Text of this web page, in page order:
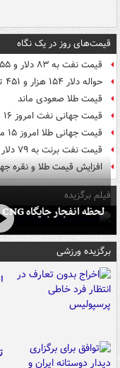
قیمت‌های روز در یک نگاه
قیمت نفت به ۸۳ دلار و ۵۵ سنت در هر بشکه رسید
حواله دلار ۱۵۴ هزار و ۴۵۱ تومان شد
قیمت طلا صعودی ماند
قیمت جهانی نفت امروز ۱۶ مرداد
قیمت جهانی طلا امروز ۱۵ مرداد
قیمت نفت برنت به ۷۹ دلار رسید
افزایش قیمت طلا و نقره
فیلم برگزیده
لحظه انفجار جایگاه CNG "صحنه" در دوربین مداربسته
برگزیده ورزشی